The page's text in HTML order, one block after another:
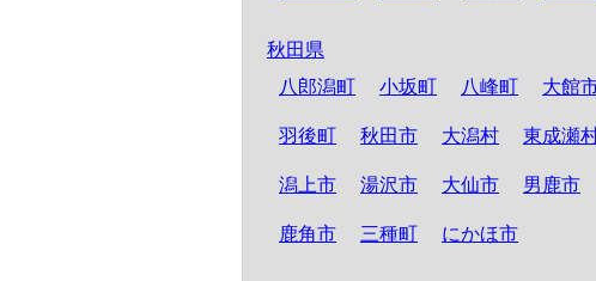
秋田県
八郎潟町
小坂町 八峰町 大館
羽後町 秋田市 大潟村 東成瀬
潟上市 湯沢市 大仙市 男鹿市
鹿角市 三種町 にかほ市